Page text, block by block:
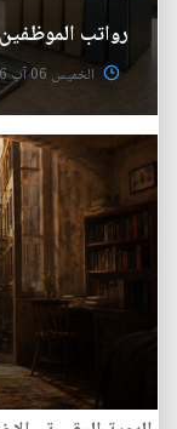
رواتب
الخميس 06 آب 2026